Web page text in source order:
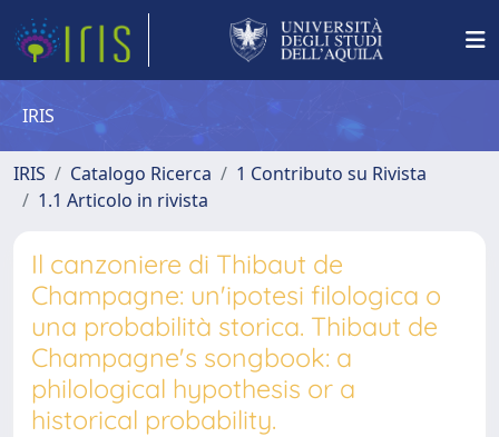
IRIS
IRIS Catalogo Ricerca
1 Contributo su Rivista
1.1 Articolo in rivista
Il canzoniere di Thibaut de
Champagne: un'ipotesi filologica o
una probabilità storica. Thibaut de
Champagne's songbook: a
philological hypothesis or a
historical probability.